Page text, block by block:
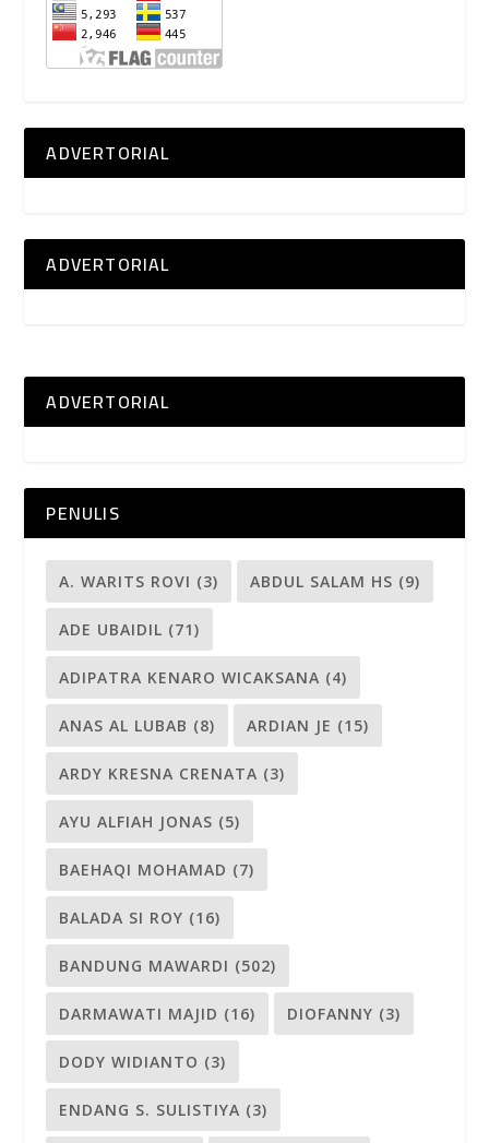
ADVERTORIAL
ADVERTORIAL
ADVERTORIAL
PENULIS
A. WARITS ROVI (3) ABDUL SALAM HS (9)
ADE UBAIDIL (71)
ADIPATRA KENARO WICAKSANA (4)
ANAS AL LUBAB (8) ARDIAN JE (15)
ARDY KRESNA CRENATA (3)
AYU ALFIAH JONAS (5)
BAEHAQI MOHAMAD (7)
BALADA SI ROY (16)
BANDUNG MAWARDI (502)
DARMAWATI MAJID (16) DIOFANNY (3)
DODY WIDIANTO (3)
ENDANG S. SULISTIYA (3)